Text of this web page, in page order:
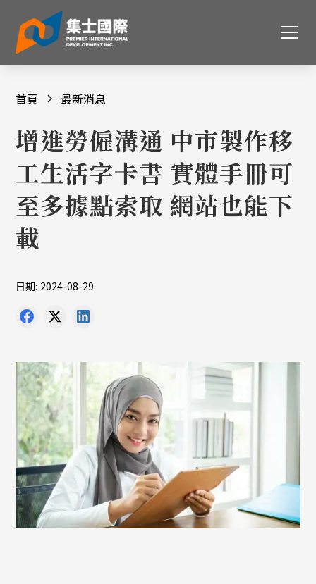
首頁 最新消息
增進勞僱溝通 中市製作移
工生活字卡書 實體手冊可
至多據點索取 網站也能下
載
日期: 2024-08-29